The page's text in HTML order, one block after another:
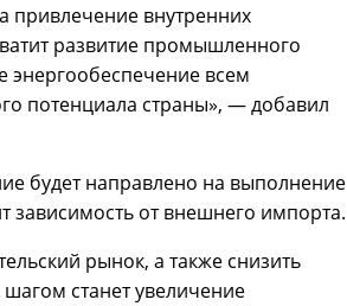
привлечение внутренних
развитие промышленного
энергообеспечение всем
потенциала страны», — добавил
будет направлено на выполнение
от внешнего импорта.
рынок, а также снизить
станет увеличение